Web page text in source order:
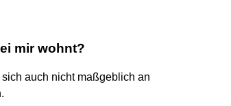
mir wohnt?
auch nicht maßgeblich an